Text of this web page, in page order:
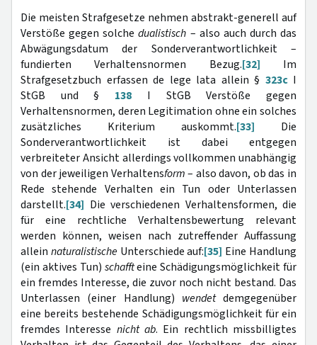
Die meisten Strafgesetze nehmen abstrakt-generell auf
Verstöße gegen solchedualistisch – also auch durch das
Abwägungsdatum der Sonderverantwortlichkeit –
fundierten Verhaltensnormen Bezug.[32] Im
Strafgesetzbuch erfassen de lege lata allein § 323cI
StGB und § 138 I StGB Verstöße gegen
Verhaltensnormen, deren Legitimation ohne ein solches
zusätzliches Kriterium auskommt.[33] Die
Sonderverantwortlichkeit ist dabei entgegen
verbreiteter Ansicht allerdings vollkommen unabhängig
von der jeweiligen Verhaltensform– also davon, ob das in
Rede stehende Verhalten ein Tun oder Unterlassen
darstellt.[34] Die verschiedenen Verhaltensformen, die
für eine rechtliche Verhaltensbewertung relevant
werden können, weisen nach zutreffender Auffassung
allein naturalistische Unterschiede auf:[35] Eine Handlung
(ein aktives Tun) schaffteine Schädigungsmöglichkeit für
ein fremdes Interesse, die zuvor noch nicht bestand. Das
Unterlassen (einer Handlung) wendetdemgegenüber
eine bereits bestehende Schädigungsmöglichkeit für ein
fremdes Interesse nicht ab. Ein rechtlich missbilligtes